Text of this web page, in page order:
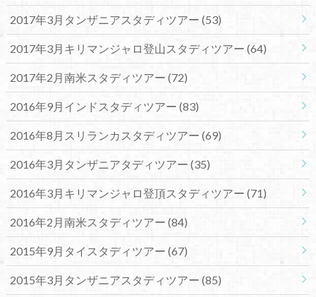
2017年3月タンザニアスタディツアー (53)
2017年3月キリマンジャロ登山スタディツアー (64)
2017年2月南米スタディツアー (72)
2016年9月インドスタディツアー (83)
2016年8月スリランカスタディツアー (69)
2016年3月タンザニアタディツアー (35)
2016年3月キリマンジャロ登頂スタディツアー (71)
2016年2月南米スタディツアー (84)
2015年9月タイスタディツアー (67)
2015年3月タンザニアスタディツアー (85)